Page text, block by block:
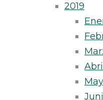
2019
Abril